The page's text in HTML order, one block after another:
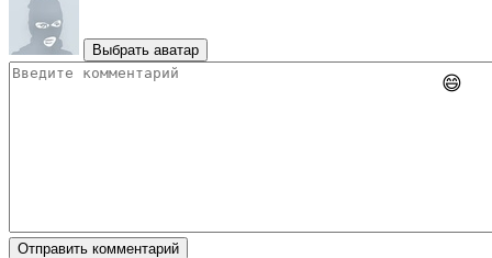
Выбрать аватар
😄
Отправить комментарий